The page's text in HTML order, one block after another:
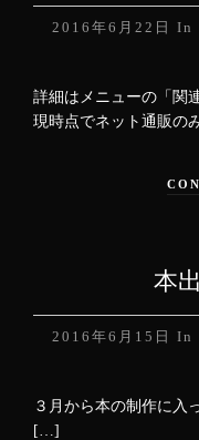
2016年6月22日 In
詳細はメニューの「関
現時点でネット通販の
本
2016年6月15日 In
３月から本の制作に
[…]